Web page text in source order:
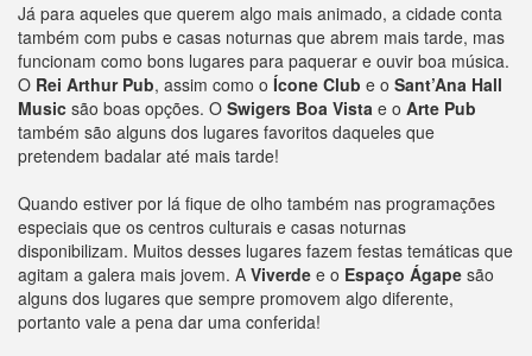
Já para aqueles que querem algo mais animado, a cidade conta
também com pubs e casas noturnas que abrem mais tarde, mas
funcionam como bons lugares para paquerar e ouvir boa música.
O Rei Arthur Pub, assim como o Ícone Club e o Sant’Ana Hall
Music são boas opções. O Swigers Boa Vista e o Arte Pub
também são alguns dos lugares favoritos daqueles que
pretendem badalar até mais tarde!
Quando estiver por lá fique de olho também nas programações
especiais que os centros culturais e casas noturnas
disponibilizam. Muitos desses lugares fazem festas temáticas que
agitam a galera mais jovem. A Viverde e o Espaço Ágape são
alguns dos lugares que sempre promovem algo diferente,
portanto vale a pena dar uma conferida!